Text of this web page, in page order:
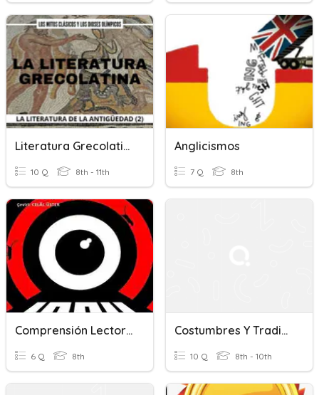
Literatura Grecolatina - Tercero Básico
10 Q 8th - 11th
Anglicismos
7 Q 8th
Comprensión Lectora: "1984" (George Orwell)
6 Q 8th
Costumbres Y Tradiciones Del Ecuador
10 Q 8th - 10th